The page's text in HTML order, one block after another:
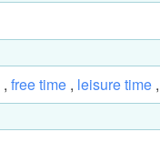
, free time , leisure time ,